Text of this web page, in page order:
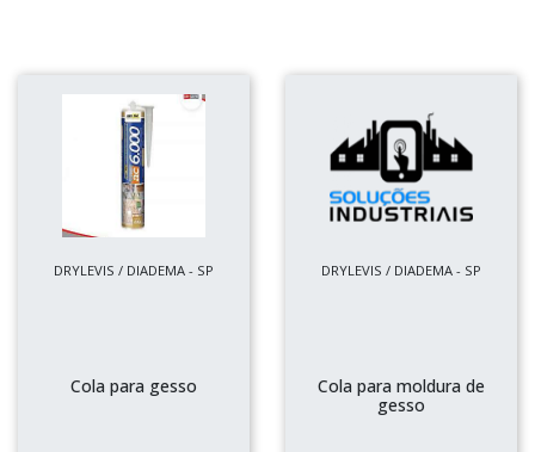
DRYLEVIS / DIADEMA - SP
Cola para gesso
DRYLEVIS / DIADEMA - SP
Cola para moldura de
gesso